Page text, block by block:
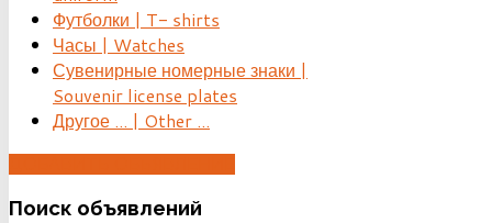
Футболки | T- shirts
Часы | Watches
Сувенирные номерные знаки |
Souvenir license plates
Другое ... | Other ...
Поиск объявлений